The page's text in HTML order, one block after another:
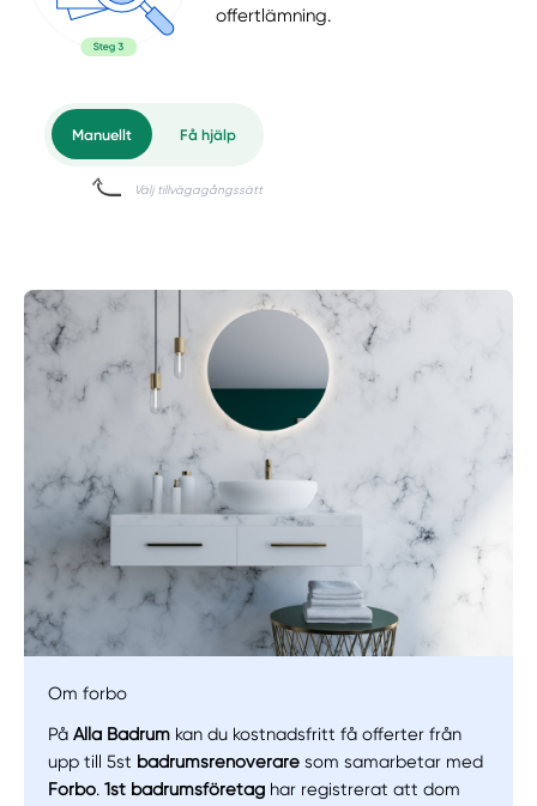
offertlämning.
Välj tillvägagångssätt
Om forbo
PåAlla Badrum kan du kostnadsfritt få offerter från
upp till 5st badrumsrenoverare som samarbetar med
Forbo.1st badrumsföretag har registrerat att dom